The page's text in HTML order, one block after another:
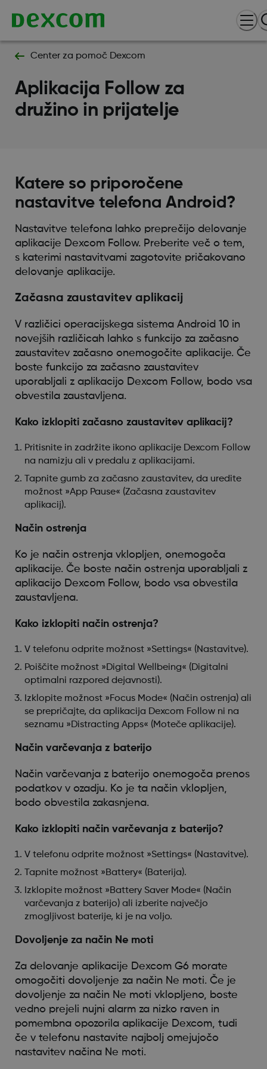
Center za pomoč Dexcom
Aplikacija Follow za
družino in prijatelje
Katere so priporočene
nastavitve telefona Android?
Nastavitve telefona lahko preprečijo delovanje
aplikacije Dexcom Follow. Preberite več o tem,
s katerimi nastavitvami zagotovite pričakovano
delovanje aplikacije.
Začasna zaustavitev aplikacij
V različici operacijskega sistema Android 10 in
novejših različicah lahko s funkcijo za začasno
zaustavitev začasno onemogočite aplikacije. Če
boste funkcijo za začasno zaustavitev
uporabljali z aplikacijo Dexcom Follow, bodo vsa
obvestila zaustavljena.
Kako izklopiti začasno zaustavitev aplikacij?
Pritisnite in zadržite ikono aplikacije Dexcom Follow
na namizju ali v predalu z aplikacijami.
Tapnite gumb za začasno zaustavitev, da uredite
možnost »App Pause« (Začasna zaustavitev
aplikacij).
Način ostrenja
Ko je način ostrenja vklopljen, onemogoča
aplikacije. Če boste način ostrenja uporabljali z
aplikacijo Dexcom Follow, bodo vsa obvestila
zaustavljena.
Kako izklopiti način ostrenja?
V telefonu odprite možnost »Settings« (Nastavitve).
Poiščite možnost »Digital Wellbeing« (Digitalni
optimalni razpored dejavnosti).
Izklopite možnost »Focus Mode« (Način ostrenja) ali
se prepričajte, da aplikacija Dexcom Follow ni na
seznamu »Distracting Apps« (Moteče aplikacije).
Način varčevanja z baterijo
Način varčevanja z baterijo onemogoča prenos
podatkov v ozadju. Ko je ta način vklopljen,
bodo obvestila zakasnjena.
Kako izklopiti način varčevanja z baterijo?
V telefonu odprite možnost »Settings« (Nastavitve).
Tapnite možnost »Battery« (Baterija).
Izklopite možnost »Battery Saver Mode« (Način
varčevanja z baterijo) ali izberite največjo
zmogljivost baterije, ki je na voljo.
Dovoljenje za način Ne moti
Za delovanje aplikacije Dexcom G6 morate
omogočiti dovoljenje za način Ne moti. Če je
dovoljenje za način Ne moti vklopljeno, boste
vedno prejeli nujni alarm za nizko raven in
pomembna opozorila aplikacije Dexcom, tudi
če v telefonu nastavite najbolj omejujočo
nastavitev načina Ne moti.